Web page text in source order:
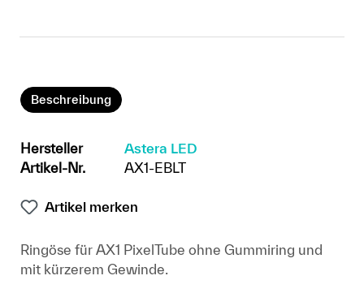
Beschreibung
Hersteller
Astera LED
Artikel-Nr.
AX1-EBLT
Artikel merken
Ringöse für AX1 PixelTube ohne Gummiring und
mit kürzerem Gewinde.